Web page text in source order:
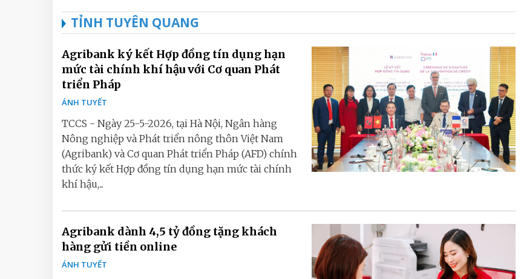
TỈNH TUYÊN QUANG
Agribank ký kết Hợp đồng tín dụng hạn
mức tài chính khí hậu với Cơ quan Phát
triển Pháp
ÁNH TUYẾT
TCCS - Ngày 25-5-2026, tại Hà Nội, Ngân hàng
Nông nghiệp và Phát triển nông thôn Việt Nam
(Agribank) và Cơ quan Phát triển Pháp (AFD) chính
thức ký kết Hợp đồng tín dụng hạn mức tài chính
khí hậu,...
Agribank dành 4,5 tỷ đồng tặng khách
hàng gửi tiền online
ÁNH TUYẾT